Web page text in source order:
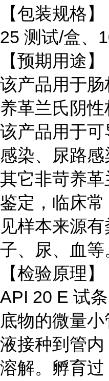
【包装规格】
25 测试/盒、
【预期用途】
该产品用于
养革兰氏阴性
该产品用于
感染、尿路
其它非苛养
鉴定，临床常
见样本来源
子、尿、血等
【检验原理】
API 20 E 试
底物的微量
液接种到管
溶解。孵育过